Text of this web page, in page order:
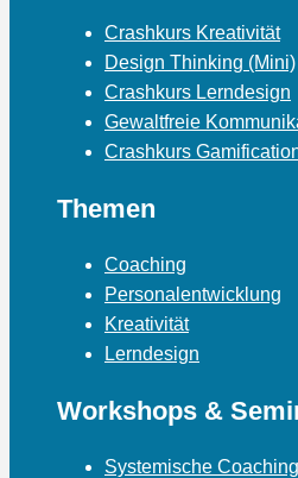
Crashkurs Kreativität
Design Thinking (Mini)
Crashkurs Lerndesign
Gewaltfreie
Crashkurs
Themen
Coaching
Personalentwicklung
Kreativität
Lerndesign
Workshops &
Systemische